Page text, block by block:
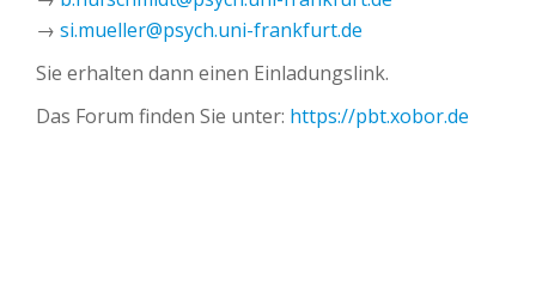
→ si.mueller@psych.uni-frankfurt.de
Sie erhalten dann einen Einladungslink.
Das Forum finden Sie unter: https://pbt.xobor.de